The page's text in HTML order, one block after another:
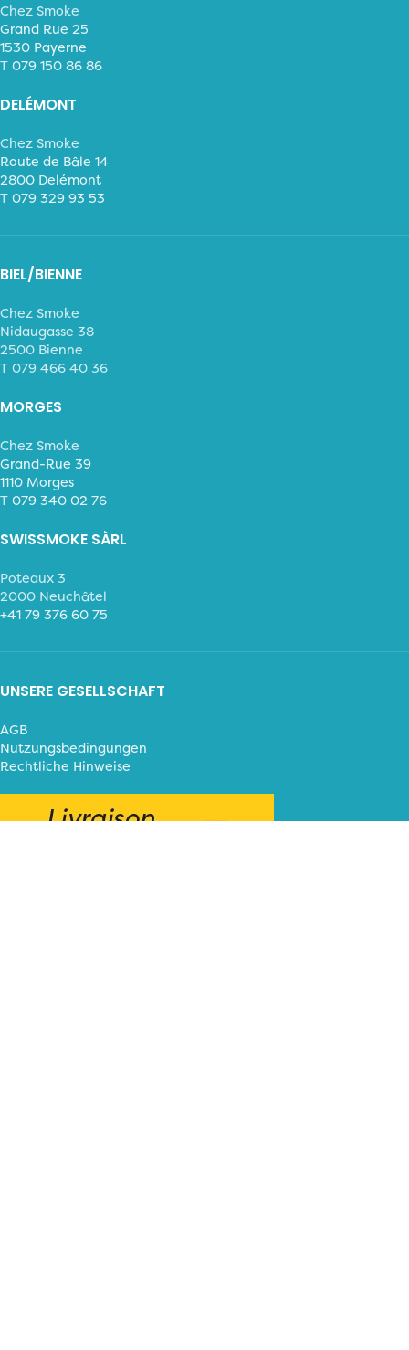
Chez Smoke
Grand Rue 25
1530 Payerne
T 079 150 86 86
DELÉMONT
Chez Smoke
Route de Bâle 14
2800 Delémont
T 079 329 93 53
BIEL/BIENNE
Chez Smoke
Nidaugasse 38
2500 Bienne
T 079 466 40 36
MORGES
Chez Smoke
Grand-Rue 39
1110 Morges
T 079 340 02 76
SWISSMOKE SÀRL
Poteaux 3
2000 Neuchâtel
+41 79 376 60 75
UNSERE GESELLSCHAFT
AGB
Nutzungsbedingungen
Rechtliche Hinweise